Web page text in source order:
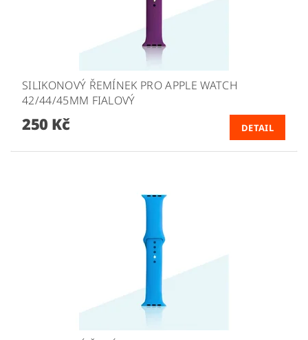
SILIKONOVÝ ŘEMÍNEK PRO APPLE WATCH
42/44/45MM FIALOVÝ
250 Kč DETAIL